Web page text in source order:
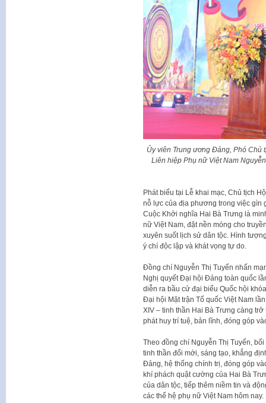
Ủy viên Trung ương Đảng, Phó Chủ
Liên hiệp Phụ nữ Việt Nam
Phát biểu tại Lễ khai mạc, Chủ tịch
nỗ lực của địa phương trong việc gìn
Cuộc Khởi nghĩa Hai Bà Trưng là
nữ Việt Nam, đặt nền móng cho
xuyên suốt lịch sử dân tộc. Hình
ý chí độc lập và khát vọng tự do.
Đồng chí Nguyễn Thị Tuyến nhấn
Nghị quyết Đại hội Đảng toàn quốc
diễn ra bầu cử đại biểu Quốc hội
Đại hội Mặt trận Tổ quốc Việt Nam
XIV – tinh thần Hai Bà Trưng càng
phát huy trí tuệ, bản lĩnh, đóng góp
Theo đồng chí Nguyễn Thị Tuyến,
tinh thần đổi mới, sáng tạo, khẳng
Đảng, hệ thống chính trị, đóng góp
khí phách quật cường của Hai Bà
của dân tộc, tiếp thêm niềm tin và
các thế hệ phụ nữ Việt Nam hôm nay.